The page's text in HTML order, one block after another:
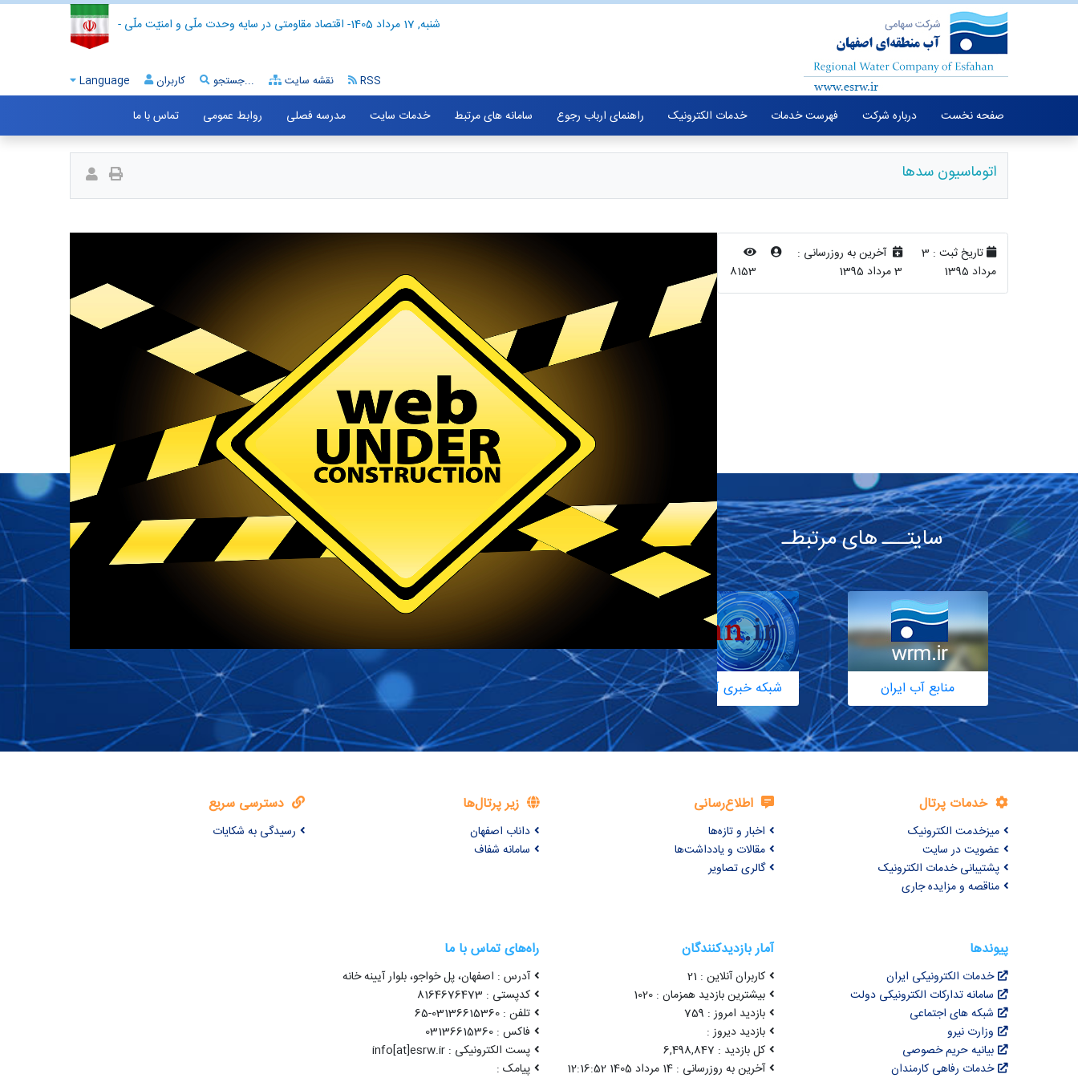
- اقتصاد مقاومتی در سایه وحدت ملّی و امنیّت ملّی - شنبه, 17 مرداد 1405
Language کاربران جستجو... نقشه سایت RSS
صفحه نخست درباره شرکت فهرست خدمات خدمات الکترونیک راهنمای ارباب رجوع سامانه های مرتبط خدمات سایت مدرسه فصلی روابط عمومی تماس با ما
اتوماسیون سدها
تاریخ ثبت : 3
مرداد 1395
آخرین به روزرسانی :
3 مرداد 1395
8153
سایتـــ های مرتبطـ
منابع آب ایران شبکه خبری آب ایران پورتال ریاست جمهوری پورتال رهبری داناب اصفهان
خدمات پرتال
میزخدمت الکترونیک
عضویت در سایت
پشتیبانی خدمات الکترونیک
مناقصه و مزایده جاری
اطلاع‌رسانی
اخبار و تازه‌ها
مقالات و یادداشت‌ها
گالری تصاویر
زیر پرتال‌ها
داناب اصفهان
سامانه شفاف
دسترسی سریع
رسیدگی به شکایات
پیوندها
خدمات الکترونیکی ایران
سامانه تدارکات الکترونیکی دولت
شبکه های اجتماعی
وزارت نیرو
بیانیه حریم خصوصی
خدمات رفاهی کارمندان
آمار بازدیدکنندگان
کاربران آنلاین : 21
بیشترین بازدید همزمان : 1020
بازدید امروز : 759
بازدید دیروز :
کل بازدید : 6,498,847
آخرین به روزرسانی : 14 مرداد 1405 12:16:52
راه‌های تماس با ما
آدرس : اصفهان، پل خواجو، بلوار آیینه خانه
کدپستی : 8164676473
تلفن : 03136615360-65
فاکس : 03136615360
پست الکترونیکی : info[at]esrw.ir
پیامک :